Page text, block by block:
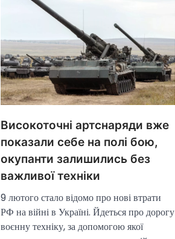
Високоточні артснаряди вже
показали себе на полі бою,
окупанти залишились без
важливої техніки
9 лютого стало відомо про нові втрати
РФ на війні в Україні. Йдеться про дорогу
воєнну техніку, за допомогою якої